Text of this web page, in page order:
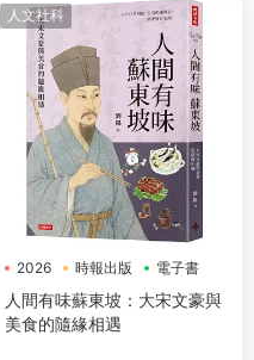
人文社科
2026 時報出版 電子書
人間有味蘇東坡：大宋文豪與
美食的隨緣相遇